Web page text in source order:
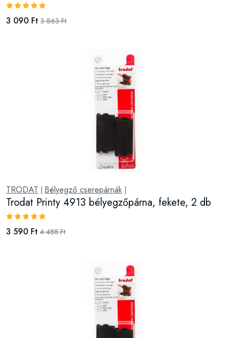
3 090 Ft 3 863 Ft
TRODAT Bélyegző cserepárnák
Trodat Printy 4913 bélyegzőpárna, fekete, 2 db
3 590 Ft 4 488 Ft